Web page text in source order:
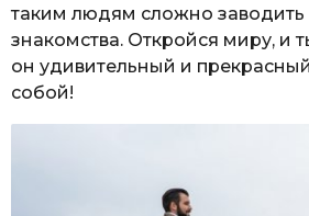
таким людям сложно
знакомства. Откройся миру, и
он удивительный и
собой!